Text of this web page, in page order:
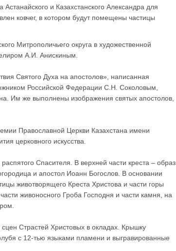
и Казахстанского Александра для
ковчег, в котором будут помещены частицы
Митрополичьего округа в художественной
А.И. Анискиным.
Святого Духа на апостолов», написанная
Российской Федерации С.Н. Соколовым,
Им же выполнены изображения святых апостолов,
Православной Церкви Казахстана имени
церковного искусства.
Спасителя. В верхней части креста – образ
и апостол Иоанн Богослов. В основании
животворящего Креста Христова и части горы
живоносного Гроба Господня и части камня, на
Страстей Христовых в окладах. Крышку
с 12-тью языками пламени и выгравированные